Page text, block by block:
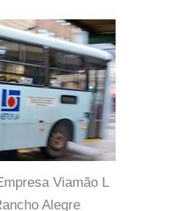
Viamão L
Alegre